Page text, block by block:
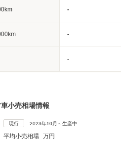
-
-
-
小売相場情報
現行 2023年10月～生産中
平均小売相場 万円